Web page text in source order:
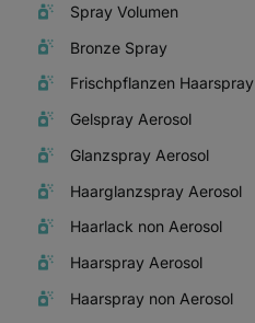
Spray Volumen
Bronze Spray
Frischpflanzen Haarspray
Gelspray Aerosol
Glanzspray Aerosol
Haarglanzspray Aerosol
Haarlack non Aerosol
Haarspray Aerosol
Haarspray non Aerosol